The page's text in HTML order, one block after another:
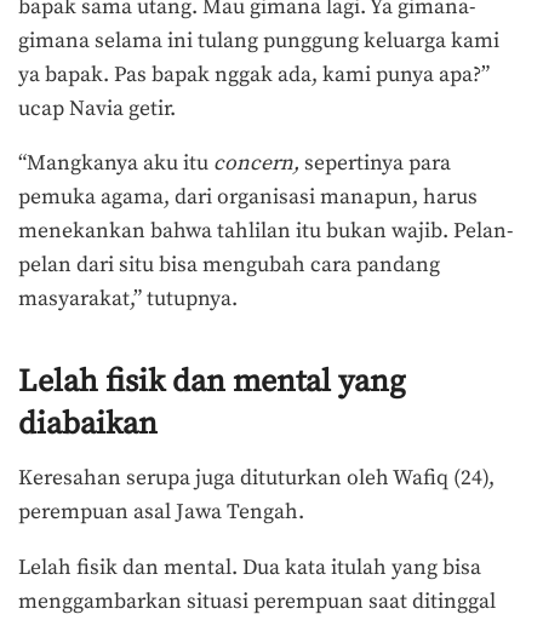
bapak sama utang. Mau gimana lagi. Ya gimana-
gimana selama ini tulang punggung keluarga kami
ya bapak. Pas bapak nggak ada, kami punya apa?”
ucap Navia getir.
“Mangkanya aku itu concern, sepertinya para
pemuka agama, dari organisasi manapun, harus
menekankan bahwa tahlilan itu bukan wajib. Pelan-
pelan dari situ bisa mengubah cara pandang
masyarakat,” tutupnya.
Lelah fisik dan mental yang
diabaikan
Keresahan serupa juga dituturkan oleh Wafiq (24),
perempuan asal Jawa Tengah.
Lelah fisik dan mental. Dua kata itulah yang bisa
menggambarkan situasi perempuan saat ditinggal